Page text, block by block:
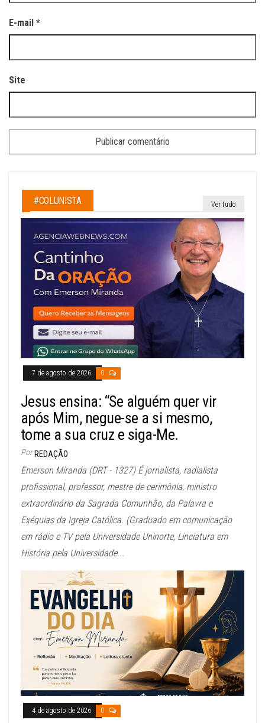
E-mail *
Site
#COLUNISTA Ver tudo
7 de agosto de 2026 0
Jesus ensina: “Se alguém quer vir
após Mim, negue-se a si mesmo,
tome a sua cruz e siga-Me.
Por REDAÇÃO
Emerson Miranda (DRT - 1327) É jornalista, radialista
profissional, professor, mestre de cerimônia, ministro
extraordinário da Sagrada Comunhão, da Palavra e
Exéquias da Igreja Católica. (Graduado em comunicação
em rádio e TV pela Universidade Uninorte, Linciatura em
História pela Universidade...
4 de agosto de 2026 0